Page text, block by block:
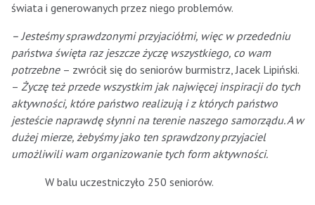
świata i generowanych przez niego problemów.
– Jesteśmy sprawdzonymi przyjaciółmi, więc w przededniu
państwa święta raz jeszcze życzę wszystkiego, co wam
potrzebne – zwrócił się do seniorów burmistrz, Jacek Lipiński.
– Życzę też przede wszystkim jak najwięcej inspiracji do tych
aktywności, które państwo realizują i z których państwo
jesteście naprawdę słynni na terenie naszego samorządu. A w
dużej mierze, żebyśmy jako ten sprawdzony przyjaciel
umożliwili wam organizowanie tych form aktywności.
W balu uczestniczyło 250 seniorów.